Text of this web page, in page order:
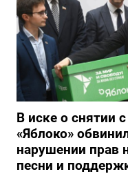
В иске о снятии
«Яблоко»
нарушении прав
песни и